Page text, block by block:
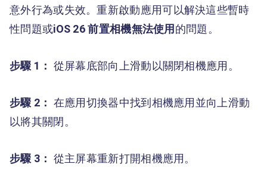
意外行為或失效。重新啟動應用可以解決這些暫時
性問題或iOS 26 前置相機無法使用 的問題。
步驟 1： 從屏幕底部向上滑動以關閉相機應用。
步驟 2： 在應用切換器中找到相機應用並向上滑動
以將其關閉。
步驟 3： 從主屏幕重新打開相機應用。